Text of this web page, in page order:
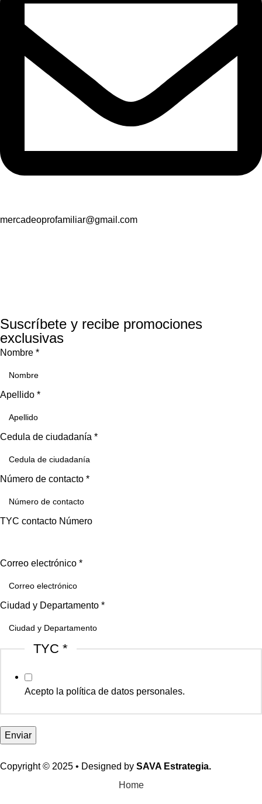
mercadeoprofamiliar@gmail.com
Suscríbete y recibe promociones
exclusivas
Nombre *
Apellido *
Cedula de ciudadanía *
Número de contacto *
TYC contacto Número
Correo electrónico *
Ciudad y Departamento *
TYC *
Acepto la política de datos personales.
Enviar
Copyright © 2025 • Designed by SAVA Estrategia.
Home